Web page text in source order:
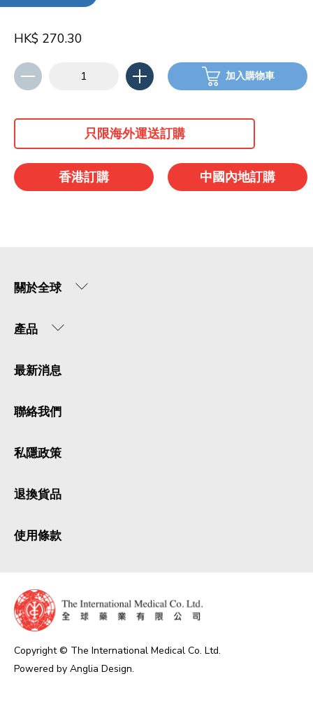
HK$ 270.30
加入購物車
只限海外運送訂購
香港訂購 中國內地訂購
關於全球
產品
最新消息
聯絡我們
私隱政策
退換貨品
使用條款
Copyright © The International Medical Co. Ltd.
Powered by Anglia Design.